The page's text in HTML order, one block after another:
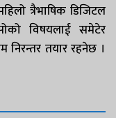
त्रैभाषिक डिजिटल
विषयलाई समेटेर
तयार रहनेछ ।